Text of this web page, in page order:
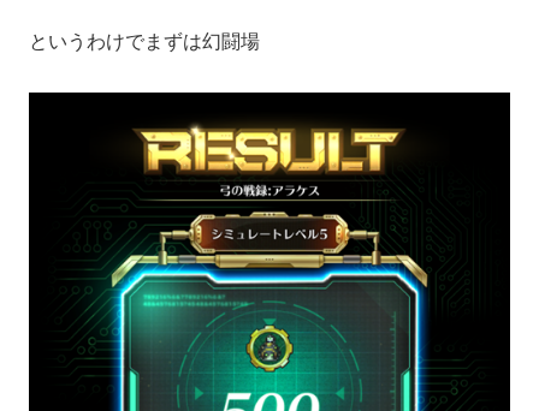
というわけでまずは幻闘場